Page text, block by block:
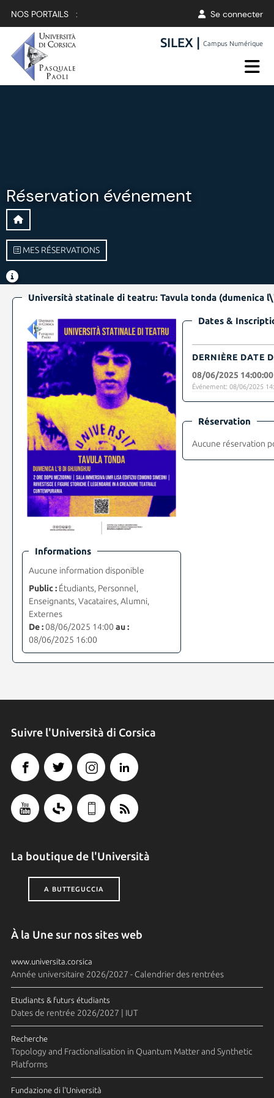
NOS PORTAILS : Se connecter
SILEX |Campus Numérique
Réservation événement
MES RÉSERVATIONS
Università statinale di teatru: Tavula tonda (dumenica
Informations
Aucune information disponible
Public :Étudiants, Personnel,
Enseignants, Vacataires, Alumni,
Externes
De :08/06/2025 14:00 au :
08/06/2025 16:00
Dates &
DERNIÈRE DATE
08/06/2025 14:00:00
Événement: 08/06/2025
Réservation
Aucune réservation
Suivre l'Università di Corsica
La boutique de l'Università
A BUTTEGUCCIA
À la Une sur nos sites web
www.universita.corsica
Année universitaire 2026/2027 - Calendrier des rentrées
Etudiants & futurs étudiants
Dates de rentrée 2026/2027 | IUT
Recherche
Topology and Fractionalisation in Quantum Matter and Synthetic
Platforms
Fundazione di l'Università